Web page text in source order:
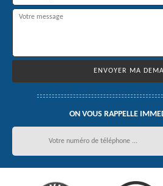
ON VOUS RAPPELLE